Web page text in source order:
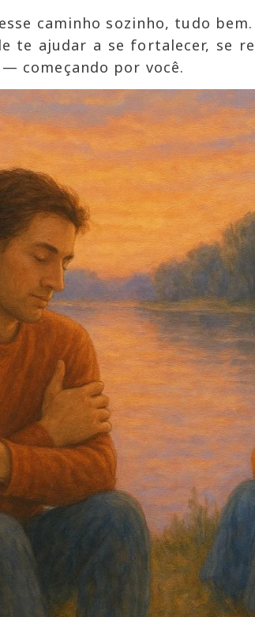
caminho sozinho, tudo bem.
te ajudar a se fortalecer, se
começando por você.